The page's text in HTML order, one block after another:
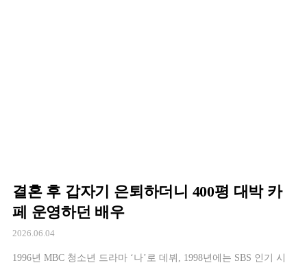
결혼 후 갑자기 은퇴하더니 400평 대박 카
페 운영하던 배우
2026.06.04
1996년 MBC 청소년 드라마 ‘나’로 데뷔, 1998년에는 SBS 인기 시